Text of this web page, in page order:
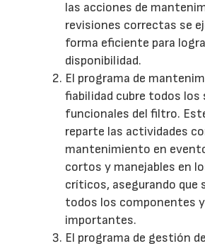
las acciones de
revisiones correctas se
forma eficiente para
disponibilidad.
El programa de
fiabilidad cubre todos los
funcionales del filtro.
reparte las actividades
mantenimiento en
cortos y manejables en
críticos, asegurando que
todos los componentes
importantes.
El programa de gestión